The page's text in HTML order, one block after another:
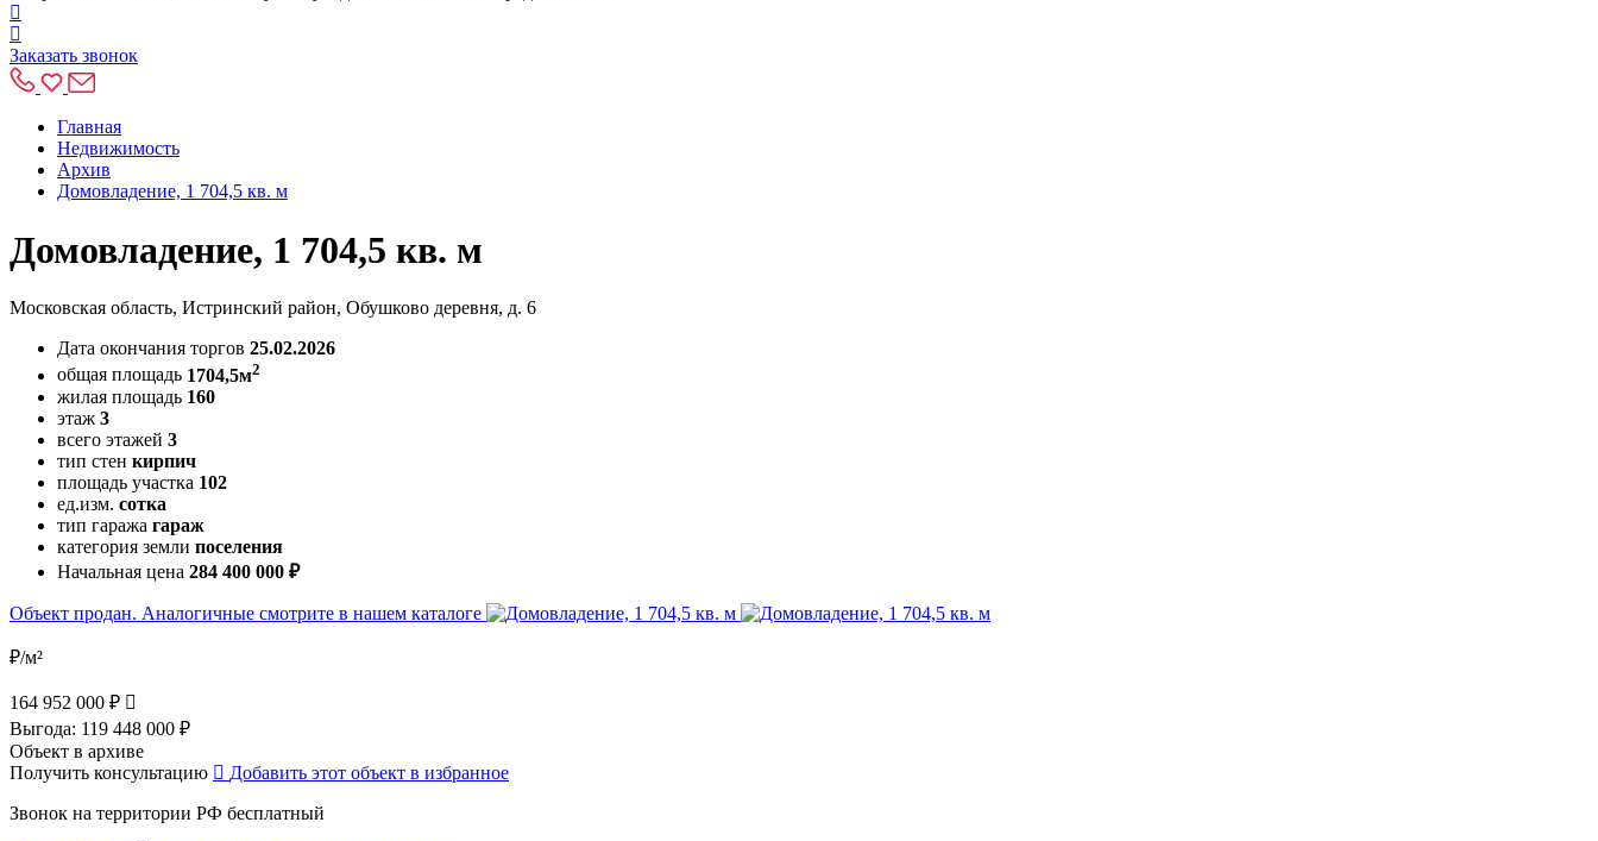
Заказать звонок
Главная
Недвижимость
Архив
Домовладение, 1 704,5 кв. м
Домовладение, 1 704,5 кв. м
Московская область, Истринский район, Обушково деревня, д. 6
Дата окончания торгов 25.02.2026
общая площадь 1704,5м2
жилая площадь 160
этаж 3
всего этажей 3
тип стен кирпич
площадь участка 102
ед.изм. сотка
тип гаража гараж
категория земли поселения
Начальная цена 284 400 000 ₽
Объект продан. Аналогичные смотрите в нашем каталоге
₽/м²
164 952 000 ₽
Выгода: 119 448 000 ₽
Объект в архиве
Получить консультацию
Добавить этот объект в избранное
Звонок на территории РФ бесплатный